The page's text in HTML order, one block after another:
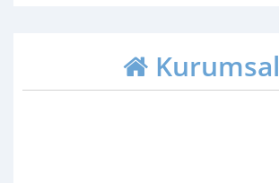
Kurumsal